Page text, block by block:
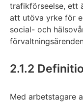
trafikförseelse, ett
att utöva yrke för
social- och
2.1.2
Med arbetstagare